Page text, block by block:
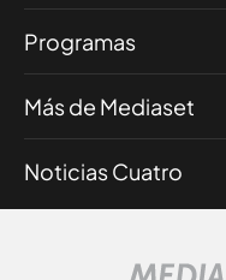
Programas
Más de Mediaset
Noticias Cuatro